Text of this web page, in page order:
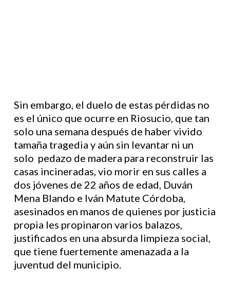
Sin embargo, el duelo de estas pérdidas no
es el único que ocurre en Riosucio, que tan
solo una semana después de haber vivido
tamaña tragedia y aún sin levantar ni un
solo pedazo de madera para reconstruir las
casas incineradas, vio morir en sus calles a
dos jóvenes de 22 años de edad, Duván
Mena Blando e Iván Matute Córdoba,
asesinados en manos de quienes por justicia
propia les propinaron varios balazos,
justificados en una absurda limpieza social,
que tiene fuertemente amenazada a la
juventud del municipio.